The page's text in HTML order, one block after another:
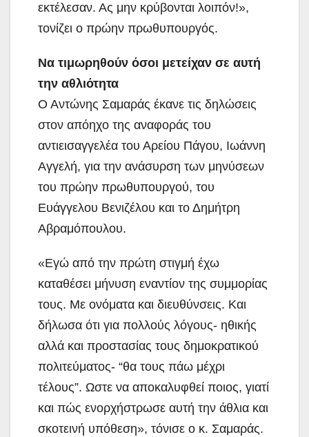
εκτέλεσαν. Ας μην κρύβονται λοιπόν!»,
τονίζει ο πρώην πρωθυπουργός.
Να τιμωρηθούν όσοι μετείχαν σε αυτή
την αθλιότητα
Ο Αντώνης Σαμαράς έκανε τις δηλώσεις
στον απόηχο της αναφοράς του
αντιεισαγγελέα του Αρείου Πάγου, Ιωάννη
Αγγελή, για την ανάσυρση των μηνύσεων
του πρώην πρωθυπουργού, του
Ευάγγελου Βενιζέλου και το Δημήτρη
Αβραμόπουλου.
«Εγώ από την πρώτη στιγμή έχω
καταθέσει μήνυση εναντίον της συμμορίας
τους. Με ονόματα και διευθύνσεις. Και
δήλωσα ότι για πολλούς λόγους- ηθικής
αλλά και προστασίας τους δημοκρατικού
πολιτεύματος- “θα τους πάω μέχρι
τέλους”. Ωστε να αποκαλυφθεί ποιος, γιατί
και πώς ενορχήστρωσε αυτή την άθλια και
σκοτεινή υπόθεση», τόνισε ο κ. Σαμαράς.